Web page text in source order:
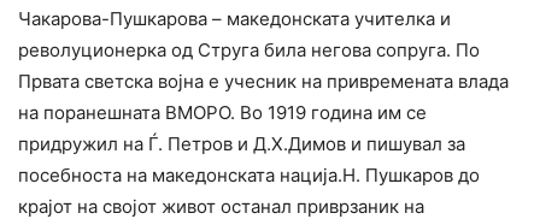
Чакарова-Пушкарова – македонската учителка и
револуционерка од Струга била негова сопруга. По
Првата светска војна е учесник на привремената влада
на поранешната ВМОРО. Во 1919 година им се
придружил на Ѓ. Петров и Д.Х.Димов и пишувал за
посебноста на македонската нација.Н. Пушкаров до
крајот на својот живот останал приврзаник на